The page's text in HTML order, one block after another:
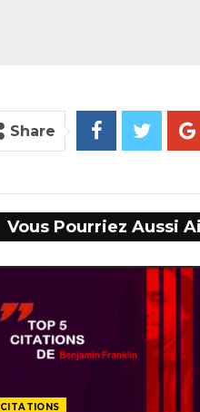
Share
Vous Pourriez Aussi
CITATIONS